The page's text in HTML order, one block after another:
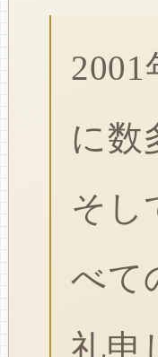
に数
そし
べて
礼申